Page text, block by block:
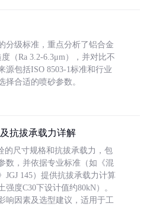
分级标准，重点分析了铝合金
（Ra 3.2-6.3μm），并对比不
源包括ISO 8503-1标准和行业
择合适的喷砂参数。
抗拔承载力详解
的尺寸规格和抗拔承载力，包
数，并依据专业标准（如《混
JGJ 145）提供抗拔承载力计算
度C30下设计值约80kN）。
响因素及选型建议，适用于工